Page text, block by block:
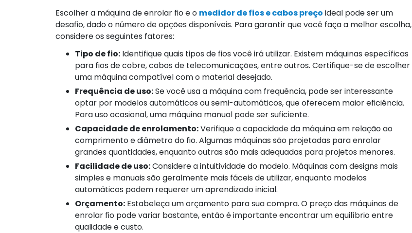
Escolher a máquina de enrolar fio e o medidor de fios e cabos preço ideal pode ser um
desafio, dado o número de opções disponíveis. Para garantir que você faça a melhor escolha,
considere os seguintes fatores:
Tipo de fio: Identifique quais tipos de fios você irá utilizar. Existem máquinas específicas
para fios de cobre, cabos de telecomunicações, entre outros. Certifique-se de escolher
uma máquina compatível com o material desejado.
Frequência de uso:Se você usa a máquina com frequência, pode ser interessante
optar por modelos automáticos ou semi-automáticos, que oferecem maior eficiência.
Para uso ocasional, uma máquina manual pode ser suficiente.
Capacidade de enrolamento:Verifique a capacidade da máquina em relação ao
comprimento e diâmetro do fio. Algumas máquinas são projetadas para enrolar
grandes quantidades, enquanto outras são mais adequadas para projetos menores.
Facilidade de uso:Considere a intuitividade do modelo. Máquinas com designs mais
simples e manuais são geralmente mais fáceis de utilizar, enquanto modelos
automáticos podem requerer um aprendizado inicial.
Orçamento: Estabeleça um orçamento para sua compra. O preço das máquinas de
enrolar fio pode variar bastante, então é importante encontrar um equilíbrio entre
qualidade e custo.